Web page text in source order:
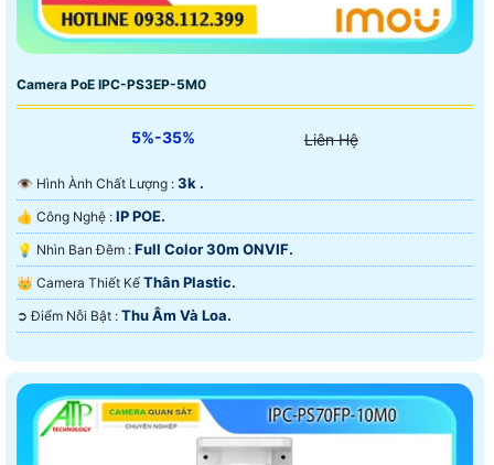
Camera PoE IPC-PS3EP-5M0
5%-35% Liên Hệ
👁 Hình Ành Chất Lượng : 3k .
👍 Công Nghệ : IP POE.
💡 Nhìn Ban Đêm : Full Color 30m ONVIF.
👑 Camera Thiết Kế Thân Plastic.
️➲ Điểm Nỗi Bật : Thu Âm Và Loa.